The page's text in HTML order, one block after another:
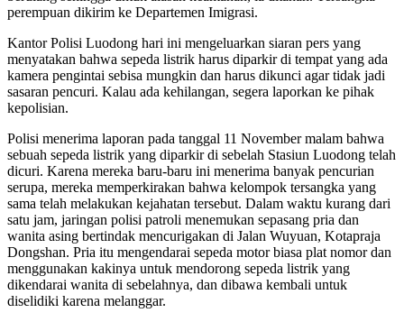
perempuan dikirim ke Departemen Imigrasi.
Kantor Polisi Luodong hari ini mengeluarkan siaran pers yang
menyatakan bahwa sepeda listrik harus diparkir di tempat yang ada
kamera pengintai sebisa mungkin dan harus dikunci agar tidak jadi
sasaran pencuri. Kalau ada kehilangan, segera laporkan ke pihak
kepolisian.
Polisi menerima laporan pada tanggal 11 November malam bahwa
sebuah sepeda listrik yang diparkir di sebelah Stasiun Luodong telah
dicuri. Karena mereka baru-baru ini menerima banyak pencurian
serupa, mereka memperkirakan bahwa kelompok tersangka yang
sama telah melakukan kejahatan tersebut. Dalam waktu kurang dari
satu jam, jaringan polisi patroli menemukan sepasang pria dan
wanita asing bertindak mencurigakan di Jalan Wuyuan, Kotapraja
Dongshan. Pria itu mengendarai sepeda motor biasa plat nomor dan
menggunakan kakinya untuk mendorong sepeda listrik yang
dikendarai wanita di sebelahnya, dan dibawa kembali untuk
diselidiki karena melanggar.